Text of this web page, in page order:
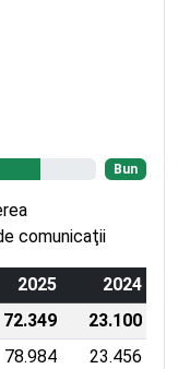
Bun
comunicaţii
2025
2024
72.349
23.100
78.984
23.456